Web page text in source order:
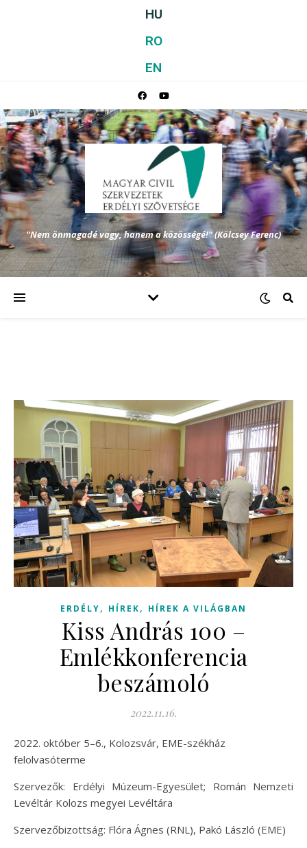
HU
RO
EN
"Nem önmagadé vagy, hanem a közösségé!" (Kölcsey Ferenc)
ERDÉLY, HÍREK, HÍREK A VILÁGBAN
Kiss András 100 –
Emlékkonferencia
beszámoló
2022.11.16.
2022. október 5–6., Kolozsvár, EME-székház
felolvasóterme
Szervezők: Erdélyi Múzeum-Egyesület; Román Nemzeti
Levéltár Kolozs megyei Levéltára
Szervezőbizottság: Flóra Ágnes (RNL), Pakó László (EME)